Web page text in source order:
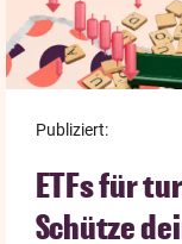
Publiziert:
ETFs für
Schütze